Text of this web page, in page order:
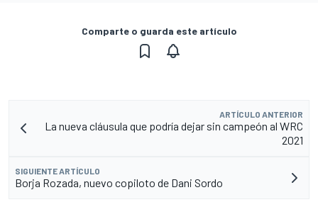
Comparte o guarda este artículo
ARTÍCULO ANTERIOR
La nueva cláusula que podría dejar sin campeón al WRC
2021
SIGUIENTE ARTÍCULO
Borja Rozada, nuevo copiloto de Dani Sordo